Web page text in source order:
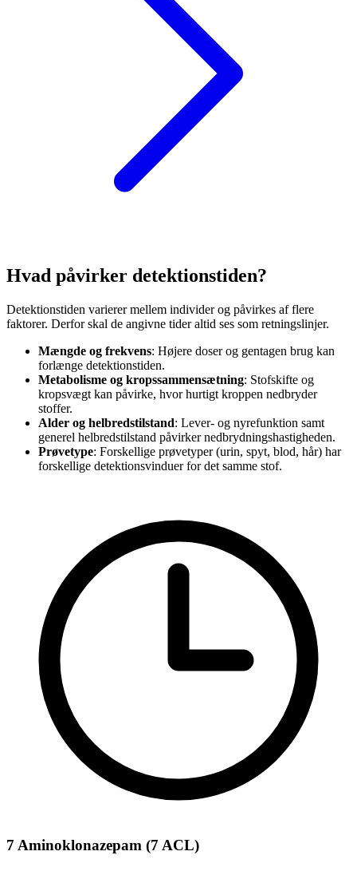
Hvad påvirker detektionstiden?
Detektionstiden varierer mellem individer og påvirkes af flere
faktorer. Derfor skal de angivne tider altid ses som retningslinjer.
Mængde og frekvens: Højere doser og gentagen brug kan
forlænge detektionstiden.
Metabolisme og kropssammensætning: Stofskifte og
kropsvægt kan påvirke, hvor hurtigt kroppen nedbryder
stoffer.
Alder og helbredstilstand: Lever- og nyrefunktion samt
generel helbredstilstand påvirker nedbrydningshastigheden.
Prøvetype: Forskellige prøvetyper (urin, spyt, blod, hår) har
forskellige detektionsvinduer for det samme stof.
7 Aminoklonazepam (7 ACL)